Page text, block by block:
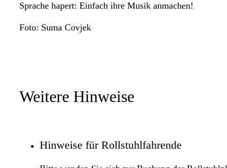
Sprache hapert: Einfach ihre Musik anmachen!
Foto: Suma Covjek
Weitere Hinweise
Hinweise für Rollstuhlfahrende